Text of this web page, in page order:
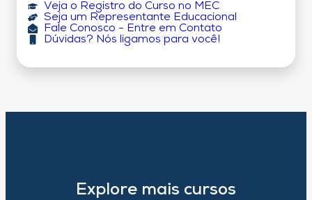
Veja o Registro do Curso no MEC
Seja um Representante Educacional
Fale Conosco - Entre em Contato
Dúvidas? Nós ligamos para você!
Explore mais cursos